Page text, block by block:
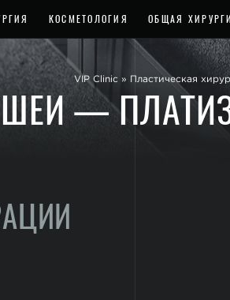
КОСМЕТОЛОГИЯ ОБЩАЯ
VIP Clinic » Пластическая
—